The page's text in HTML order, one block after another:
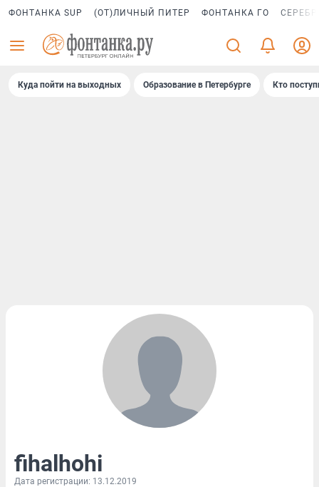
ФОНТАНКА SUP (ОТ)ЛИЧНЫЙ ПИТЕР ФОНТАНКА ГО
Куда пойти на выходных Образование в Петербурге Кто
fihalhohi
Дата регистрации: 13.12.2019